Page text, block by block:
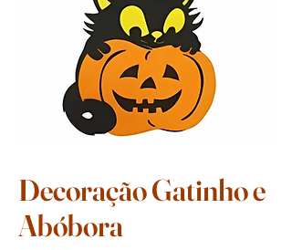
Decoração Gatinho e
Abóbora